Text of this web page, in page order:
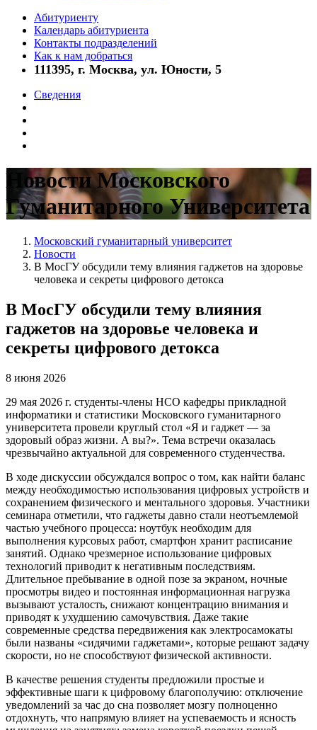
Абитуриенту
Календарь абитуриента
Контакты подразделений
Как к нам добраться
111395, г. Москва, ул. Юности, 5
Сведения
Новости Московского
Гуманитарного Университета
Московский гуманитарный университет
Новости
В МосГУ обсудили тему влияния гаджетов на здоровье
человека и секреты цифрового детокса
В МосГУ обсудили тему влияния
гаджетов на здоровье человека и
секреты цифрового детокса
8 июня 2026
29 мая 2026 г. студенты-члены НСО кафедры прикладной
информатики и статистики Московского гуманитарного
университета провели круглый стол «Я и гаджет — за
здоровый образ жизни. А вы?». Тема встречи оказалась
чрезвычайно актуальной для современного студенчества.
В ходе дискуссии обсуждался вопрос о том, как найти баланс
между необходимостью использования цифровых устройств и
сохранением физического и ментального здоровья. Участники
семинара отметили, что гаджеты давно стали неотъемлемой
частью учебного процесса: ноутбук необходим для
выполнения курсовых работ, смартфон хранит расписание
занятий. Однако чрезмерное использование цифровых
технологий приводит к негативным последствиям.
Длительное пребывание в одной позе за экраном, ночные
просмотры видео и постоянная информационная нагрузка
вызывают усталость, снижают концентрацию внимания и
приводят к ухудшению самочувствия. Даже такие
современные средства передвижения как электросамокаты
были названы «сидячими гаджетами», которые решают задачу
скорости, но не способствуют физической активности.
В качестве решения студенты предложили простые и
эффективные шаги к цифровому благополучию: отключение
уведомлений за час до сна позволяет мозгу полноценно
отдохнуть, что напрямую влияет на успеваемость и ясность